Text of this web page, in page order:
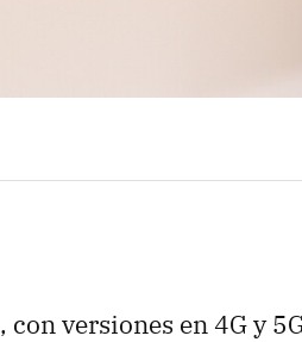
, con versiones en 4G y